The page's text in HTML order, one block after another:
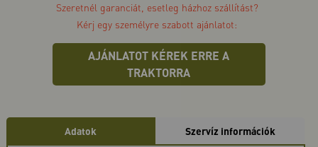
Szeretnél garanciát, esetleg házhoz szállítást?
Kérj egy személyre szabott ajánlatot:
AJÁNLATOT KÉREK ERRE A
TRAKTORRA
Adatok Szervíz információk